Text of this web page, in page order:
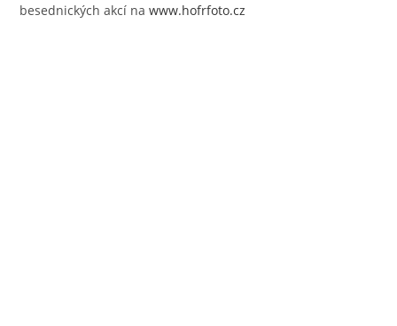
besednických akcí nawww.hofrfoto.cz